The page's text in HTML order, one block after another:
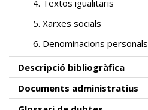
4. Textos igualitaris
5. Xarxes socials
6. Denominacions personals
Descripció bibliogràfica
Documents administratius